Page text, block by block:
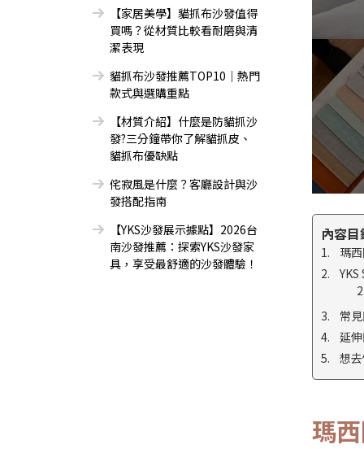
【家居美學】貓抓布沙發值得
買嗎？從材質比較看耐磨與清
潔表現
貓抓布沙發推薦TOP10｜熱門
款式與選購重點
【材質介紹】什麼是防貓抓沙
發?三分鐘帶你了解貓抓皮、
貓抓布優缺點
侘寂風是什麼？客廳設計與沙
發搭配指南
【YKS沙發展示據點】2026台
南沙發推薦：探索YKS沙發家
具，享受最舒適的沙發體驗！
內容目
瑪
常
延
想
瑪